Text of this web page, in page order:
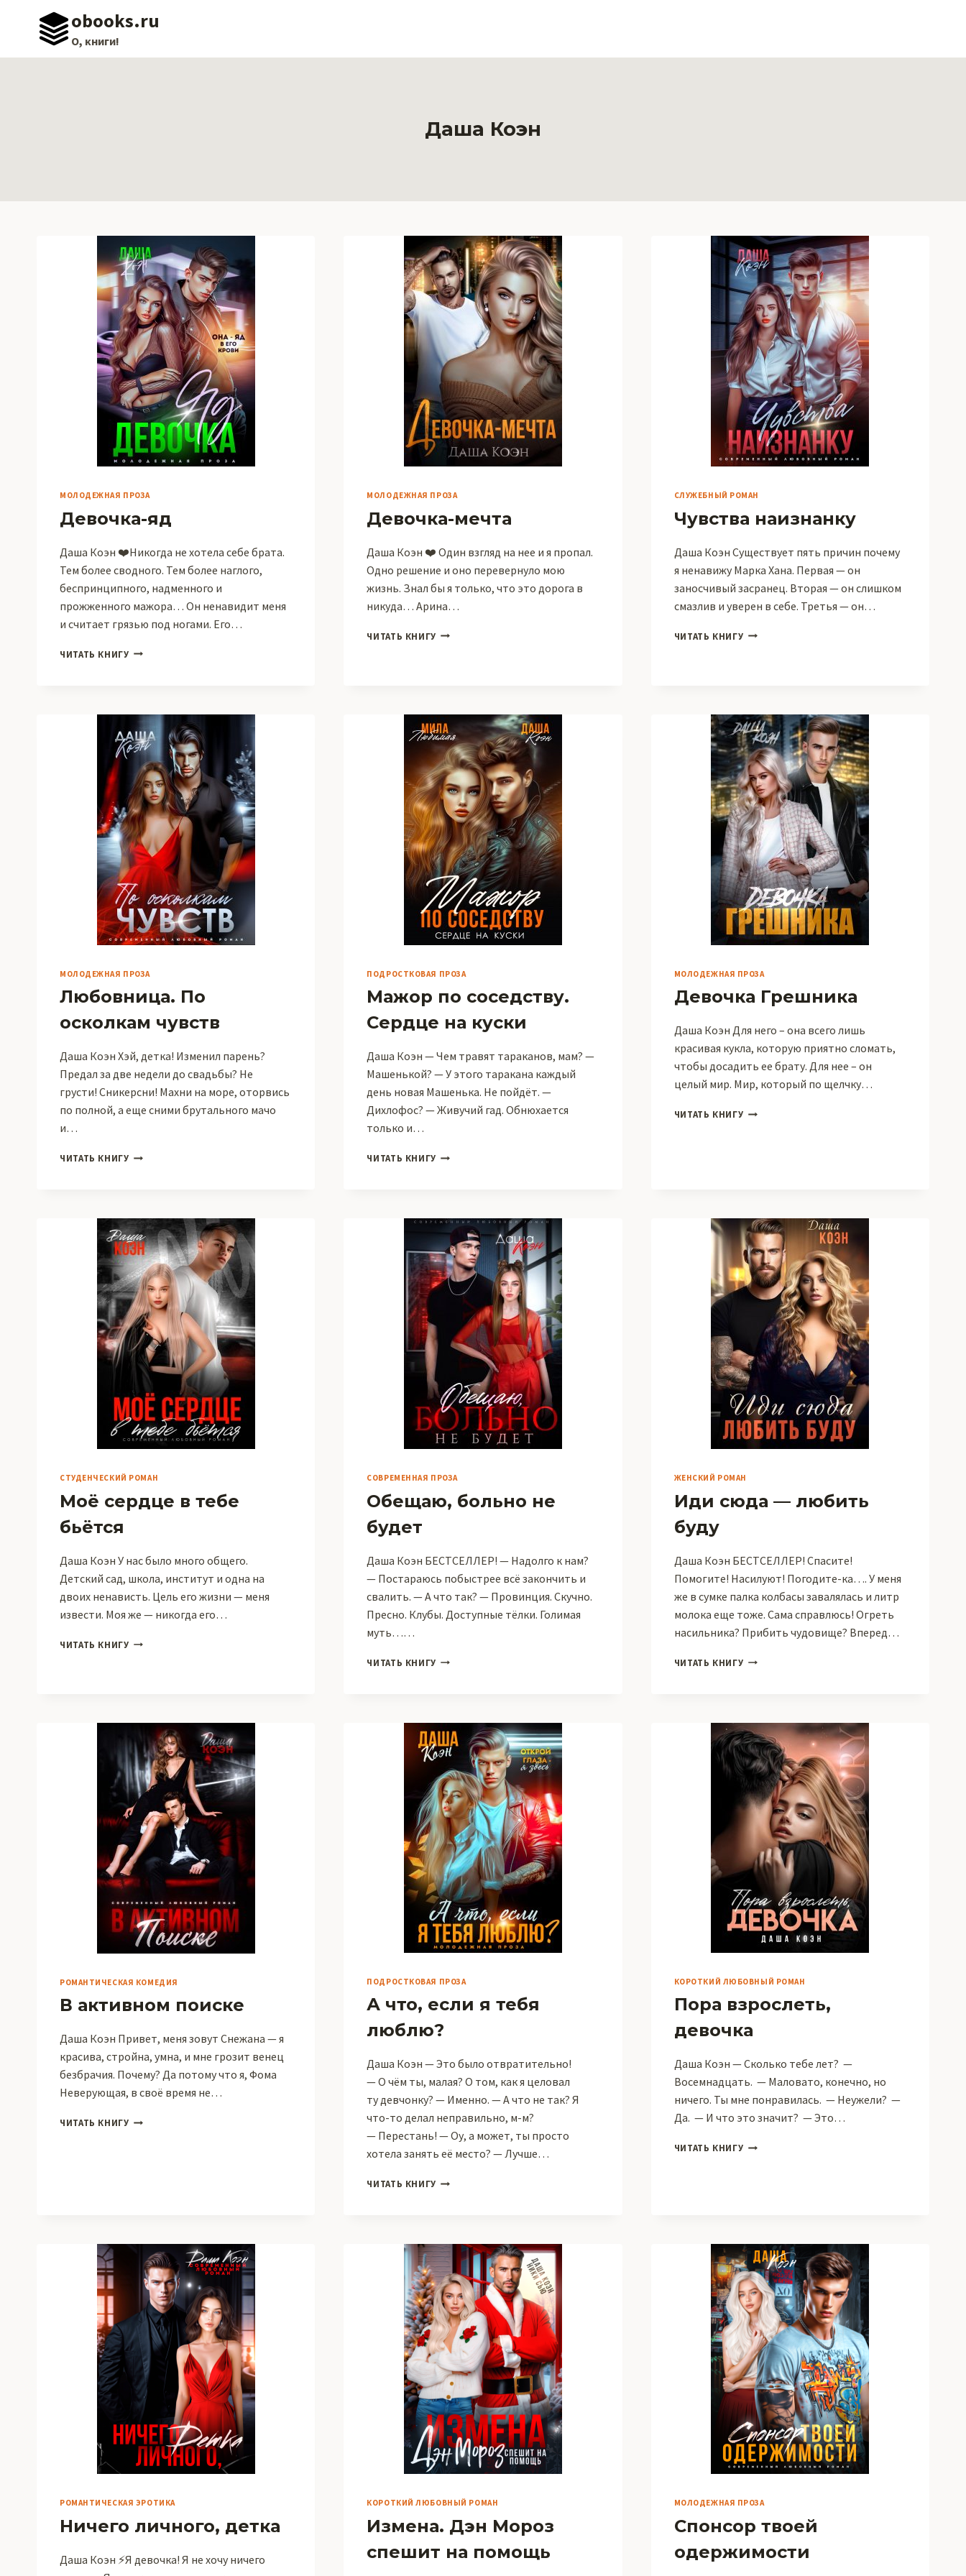
содержимому
obooks.ru
О, книги!
Даша Коэн
МОЛОДЕЖНАЯ ПРОЗА
Девочка-яд
Даша Коэн ❤️Никогда не хотела себе брата.
Тем более сводного. Тем более наглого,
беспринципного, надменного и
прожженного мажора… Он ненавидит меня
и считает грязью под ногами. Его…
ЧИТАТЬ КНИГУ ДЕВОЧКА-
МОЛОДЕЖНАЯ ПРОЗА
Девочка-мечта
Даша Коэн ❤️ Один взгляд на нее и я пропал.
Одно решение и оно перевернуло мою
жизнь. Знал бы я только, что это дорога в
никуда… Арина…
ЧИТАТЬ КНИГУ ДЕВОЧКА-
СЛУЖЕБНЫЙ РОМАН
Чувства наизнанку
Даша Коэн Существует пять причин почему
я ненавижу Марка Хана. Первая — он
заносчивый засранец. Вторая — он слишком
смазлив и уверен в себе. Третья — он…
ЧИТАТЬ КНИГУ ЧУВСТВА
МОЛОДЕЖНАЯ ПРОЗА
Любовница. По
осколкам чувств
Даша Коэн Хэй, детка! Изменил парень?
Предал за две недели до свадьбы? Не
грусти! Сникерсни! Махни на море, оторвись
по полной, а еще сними брутального мачо
и…
ЧИТАТЬ КНИГУ ЛЮБОВНИЦА.
ПОДРОСТКОВАЯ ПРОЗА
Мажор по соседству.
Сердце на куски
Даша Коэн — Чем травят тараканов, мам? —
Машенькой? — У этого таракана каждый
день новая Машенька. Не пойдёт. —
Дихлофос? — Живучий гад. Обнюхается
только и…
ЧИТАТЬ КНИГУ МАЖОР
КУСКИ
МОЛОДЕЖНАЯ ПРОЗА
Девочка Грешника
Даша Коэн Для него – она всего лишь
красивая кукла, которую приятно сломать,
чтобы досадить ее брату. Для нее – он
целый мир. Мир, который по щелчку…
ЧИТАТЬ КНИГУ ДЕВОЧКА
СТУДЕНЧЕСКИЙ РОМАН
Моё сердце в тебе
бьётся
Даша Коэн У нас было много общего.
Детский сад, школа, институт и одна на
двоих ненависть. Цель его жизни — меня
извести. Моя же — никогда его…
ЧИТАТЬ КНИГУ МОЁ
СОВРЕМЕННАЯ ПРОЗА
Обещаю, больно не
будет
Даша Коэн БЕСТСЕЛЛЕР! — Надолго к нам?
— Постараюсь побыстрее всё закончить и
свалить. — А что так? — Провинция. Скучно.
Пресно. Клубы. Доступные тёлки. Голимая
муть……
ЧИТАТЬ КНИГУ ОБЕЩАЮ,
ЖЕНСКИЙ РОМАН
Иди сюда — любить
буду
Даша Коэн БЕСТСЕЛЛЕР! Спасите!
Помогите! Насилуют! Погодите-ка…. У меня
же в сумке палка колбасы завалялась и литр
молока еще тоже. Сама справлюсь! Огреть
насильника? Прибить чудовище? Вперед…
ЧИТАТЬ КНИГУ ИДИ
РОМАНТИЧЕСКАЯ КОМЕДИЯ
В активном поиске
Даша Коэн Привет, меня зовут Снежана — я
красива, стройна, умна, и мне грозит венец
безбрачия. Почему? Да потому что я, Фома
Неверующая, в своё время не…
ЧИТАТЬ КНИГУ В
ПОДРОСТКОВАЯ ПРОЗА
А что, если я тебя
люблю?
Даша Коэн — Это было отвратительно!
— О чём ты, малая? О том, как я целовал
ту девчонку? — Именно. — А что не так? Я
что-то делал неправильно, м-м?
— Перестань! — Оу, а может, ты просто
хотела занять её место? — Лучше…
ЧИТАТЬ КНИГУ А
ЛЮБЛЮ?
КОРОТКИЙ ЛЮБОВНЫЙ РОМАН
Пора взрослеть,
девочка
Даша Коэн — Сколько тебе лет? —
Восемнадцать. — Маловато, конечно, но
ничего. Ты мне понравилась. — Неужели? —
Да. — И что это значит? — Это…
ЧИТАТЬ КНИГУ ПОРА
РОМАНТИЧЕСКАЯ ЭРОТИКА
Ничего личного, детка
Даша Коэн ⚡️Я девочка! Я не хочу ничего
КОРОТКИЙ ЛЮБОВНЫЙ РОМАН
Измена. Дэн Мороз
спешит на помощь
МОЛОДЕЖНАЯ ПРОЗА
Спонсор твоей
одержимости